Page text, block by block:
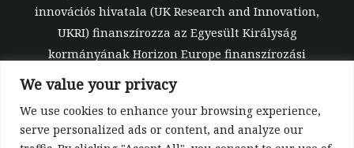
We value your privacy
We use cookies to enhance your browsing experience,
serve personalized ads or content, and analyze our
innovációs hivatala (UK Research and Innovation,
UKRI) finanszírozza az Egyesült Királyság
kormányának Horizon Europe finanszírozási
garanciája keretében [támogatási szám: 10039700].